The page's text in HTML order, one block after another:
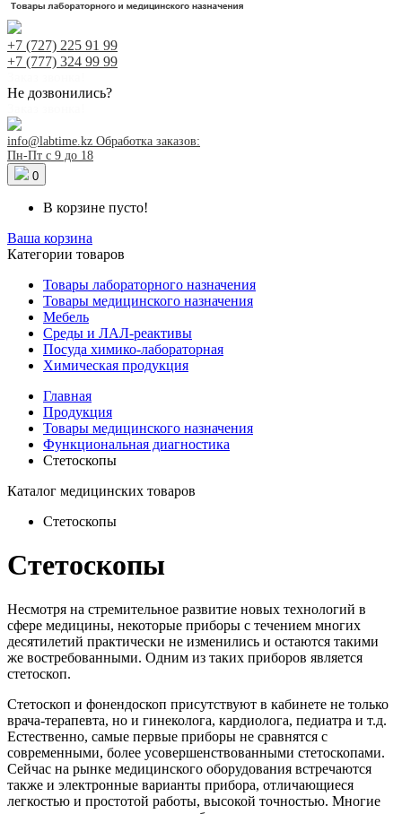
+7 (727) 225 91 99
+7 (777) 324 99 99
Не дозвонились?
info@labtime.kz Обработка заказов:
Пн-Пт с 9 до 18
0
В корзине пусто!
Ваша корзина
Категории товаров
Товары лабораторного назначения
Товары медицинского назначения
Мебель
Среды и ЛАЛ-реактивы
Посуда химико-лабораторная
Химическая продукция
Главная
Продукция
Товары медицинского назначения
Функциональная диагностика
Стетоскопы
Каталог медицинских товаров
Стетоскопы
Стетоскопы
Несмотря на стремительное развитие новых технологий в
сфере медицины, некоторые приборы с течением многих
десятилетий практически не изменились и остаются такими
же востребованными. Одним из таких приборов является
стетоскоп.
Стетоскоп и фонендоскоп присутствуют в кабинете не только
врача-терапевта, но и гинеколога, кардиолога, педиатра и т.д.
Естественно, самые первые приборы не сравнятся с
современными, более усовершенствованными стетоскопами.
Сейчас на рынке медицинского оборудования встречаются
также и электронные варианты прибора, отличающиеся
легкостью и простотой работы, высокой точностью. Многие